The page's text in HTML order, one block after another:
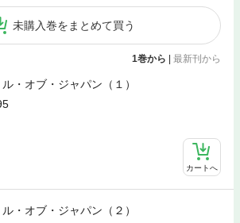
未購入巻をまとめて買う
1巻から 最新刊から
・オブ・ジャパン（１）
カートへ
・オブ・ジャパン（２）